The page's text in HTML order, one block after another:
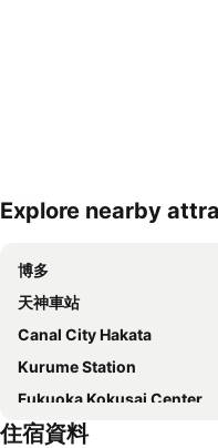
展開地圖
Explore nearby
博多
天神車站
Canal City Hakata
Kurume Station
Fukuoka Kokusai Center
Saga Station
住宿資料